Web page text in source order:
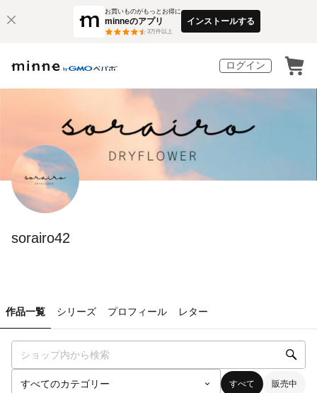
お買いものがもっとお得に
minneのアプリ
3万件以上
インストールする
ログイン
sorairo42
作品一覧 シリーズ プロフィール レター
すべて 販売中